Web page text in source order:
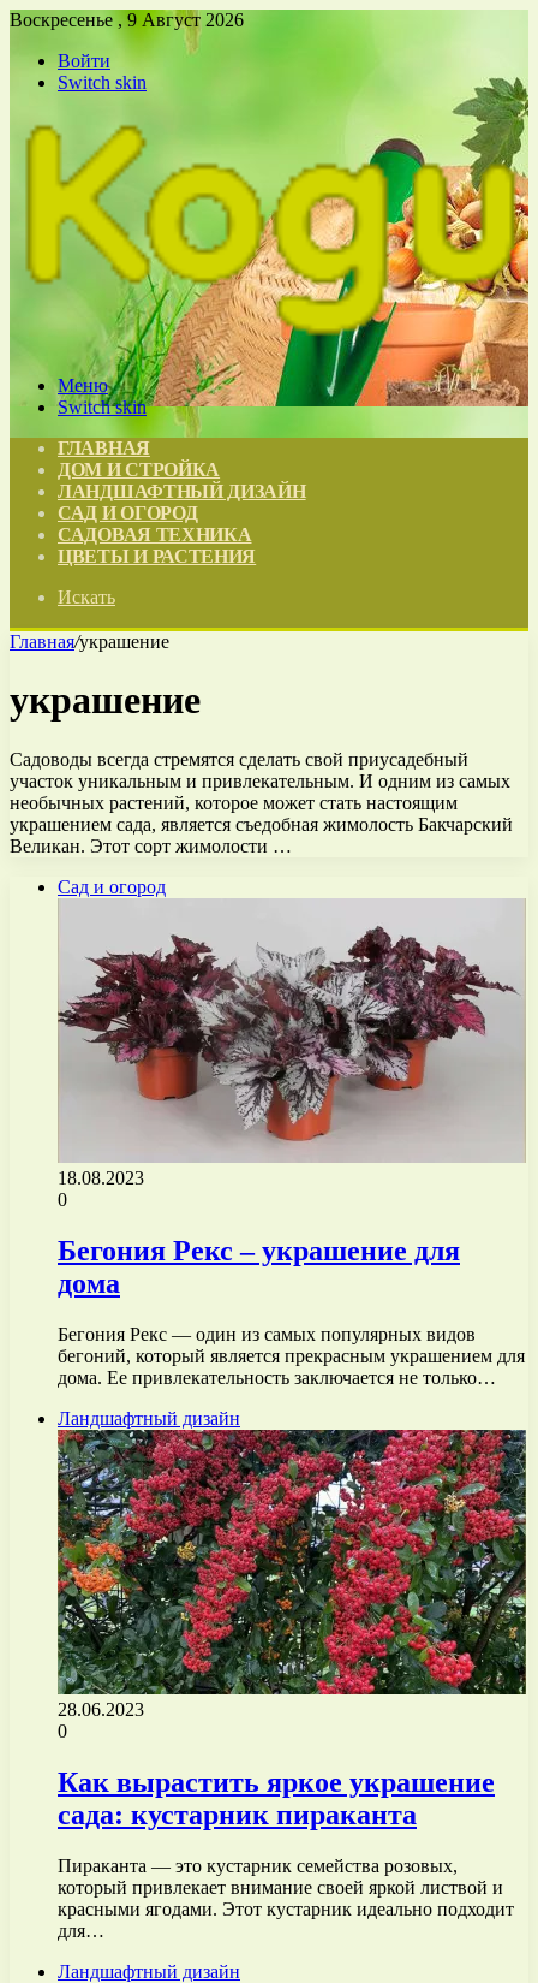
Воскресенье , 9 Август 2026
Войти
Switch skin
Меню
Switch skin
ГЛАВНАЯ
ДОМ И СТРОЙКА
ЛАНДШАФТНЫЙ ДИЗАЙН
САД И ОГОРОД
САДОВАЯ ТЕХНИКА
ЦВЕТЫ И РАСТЕНИЯ
Искать
Главная/украшение
украшение
Садоводы всегда стремятся сделать свой приусадебный
участок уникальным и привлекательным. И одним из самых
необычных растений, которое может стать настоящим
украшением сада, является съедобная жимолость Бакчарский
Великан. Этот сорт жимолости …
Сад и огород
18.08.2023
0
Бегония Рекс – украшение для
дома
Бегония Рекс — один из самых популярных видов
бегоний, который является прекрасным украшением для
дома. Ее привлекательность заключается не только…
Ландшафтный дизайн
28.06.2023
0
Как вырастить яркое украшение
сада: кустарник пираканта
Пираканта — это кустарник семейства розовых,
который привлекает внимание своей яркой листвой и
красными ягодами. Этот кустарник идеально подходит
для…
Ландшафтный дизайн